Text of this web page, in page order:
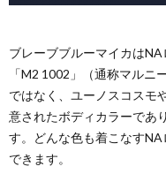
ブレーブブルーマイカは
「M2 1002」（通称マルニ
ではなく、ユーノスコスモ
意されたボディカラーであ
す。どんな色も着こなす
できます。